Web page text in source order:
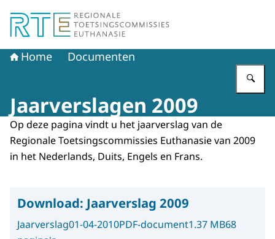
Home Documenten
Jaarverslagen 2009
Op deze pagina vindt u het jaarverslag van de
Regionale Toetsingscommissies Euthanasie van 2009
in het Nederlands, Duits, Engels en Frans.
Download: Jaarverslag 2009
Jaarverslag01-04-2010PDF-document1.37 MB68